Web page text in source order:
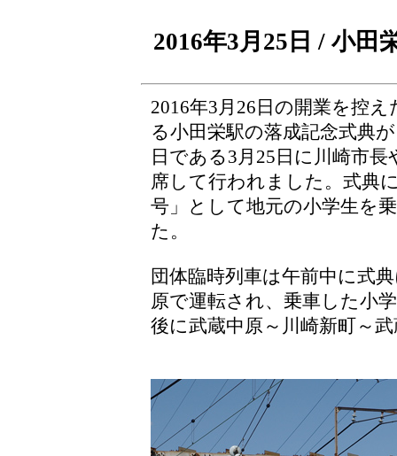
2016年3月25日 / 小田
2016年3月26日の開業を控
る小田栄駅の落成記念式典
日である3月25日に川崎市
席して行われました。式典
号」として地元の小学生を
た。
団体臨時列車は午前中に式
原で運転され、乗車した小
後に武蔵中原～川崎新町～